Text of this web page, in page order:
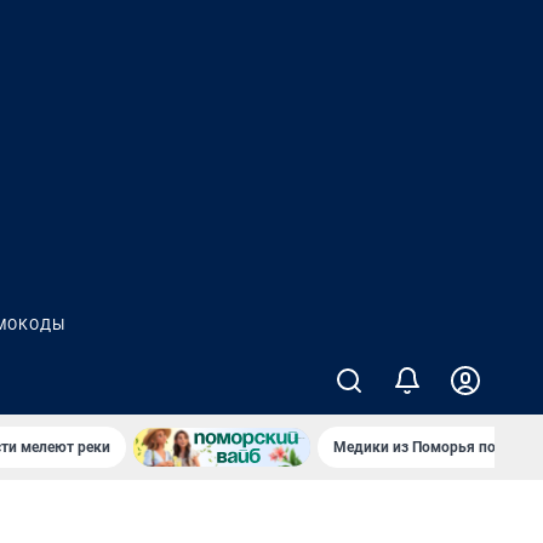
мелеют реки Медики из Поморья поехали